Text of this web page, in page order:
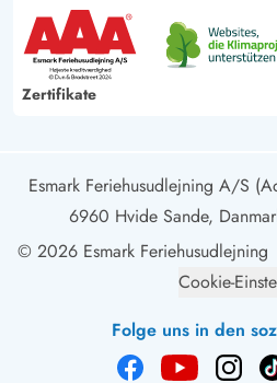
Zertifikate
Esmark Feriehusudlejning A/S
6960 Hvide Sande,
© 2026 Esmark Feriehusudlejning
Cookie-
Folge uns in den